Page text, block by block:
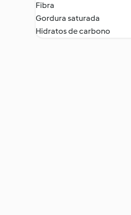
Fibra
Gordura saturada
Hidratos de carbono